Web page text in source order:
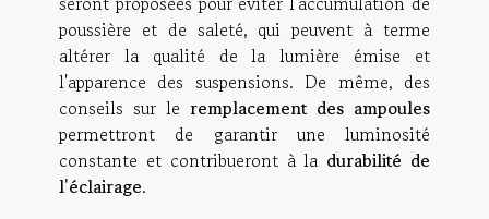
poussière et de saleté, qui peuvent à terme
altérer la qualité de la lumière émise et
l'apparence des suspensions. De même, des
conseils sur le remplacement des ampoules
permettront de garantir une luminosité
constante et contribueront à la durabilité de
l'éclairage.